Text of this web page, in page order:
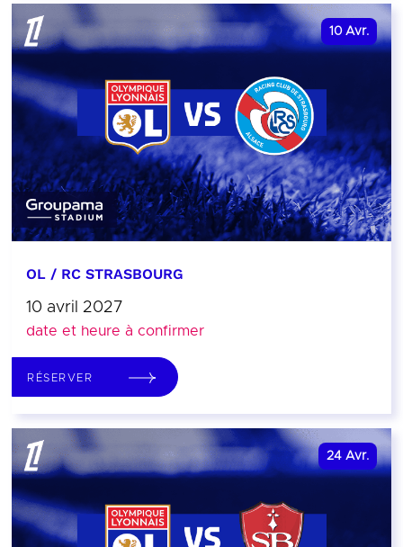
10 Avr.
OL / RC STRASBOURG
10 avril 2027
date et heure à confirmer
RÉSERVER
24 Avr.